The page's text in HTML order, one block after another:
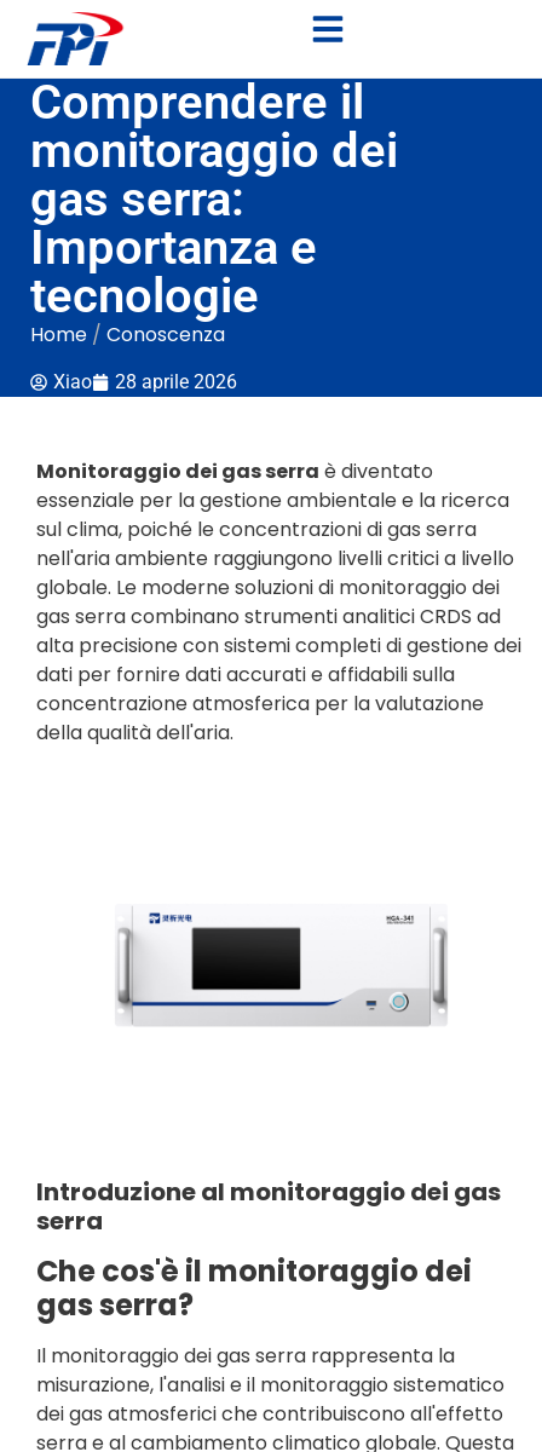
Comprendere il
monitoraggio dei
gas serra:
Importanza e
tecnologie
Home / Conoscenza
Xiao 28 aprile 2026
Monitoraggio dei gas serra è diventato
essenziale per la gestione ambientale e la ricerca
sul clima, poiché le concentrazioni di gas serra
nell'aria ambiente raggiungono livelli critici a livello
globale. Le moderne soluzioni di monitoraggio dei
gas serra combinano strumenti analitici CRDS ad
alta precisione con sistemi completi di gestione dei
dati per fornire dati accurati e affidabili sulla
concentrazione atmosferica per la valutazione
della qualità dell'aria.
Introduzione al monitoraggio dei gas
serra
Che cos'è il monitoraggio dei
gas serra?
Il monitoraggio dei gas serra rappresenta la
misurazione, l'analisi e il monitoraggio sistematico
dei gas atmosferici che contribuiscono all'effetto
serra e al cambiamento climatico globale. Questa